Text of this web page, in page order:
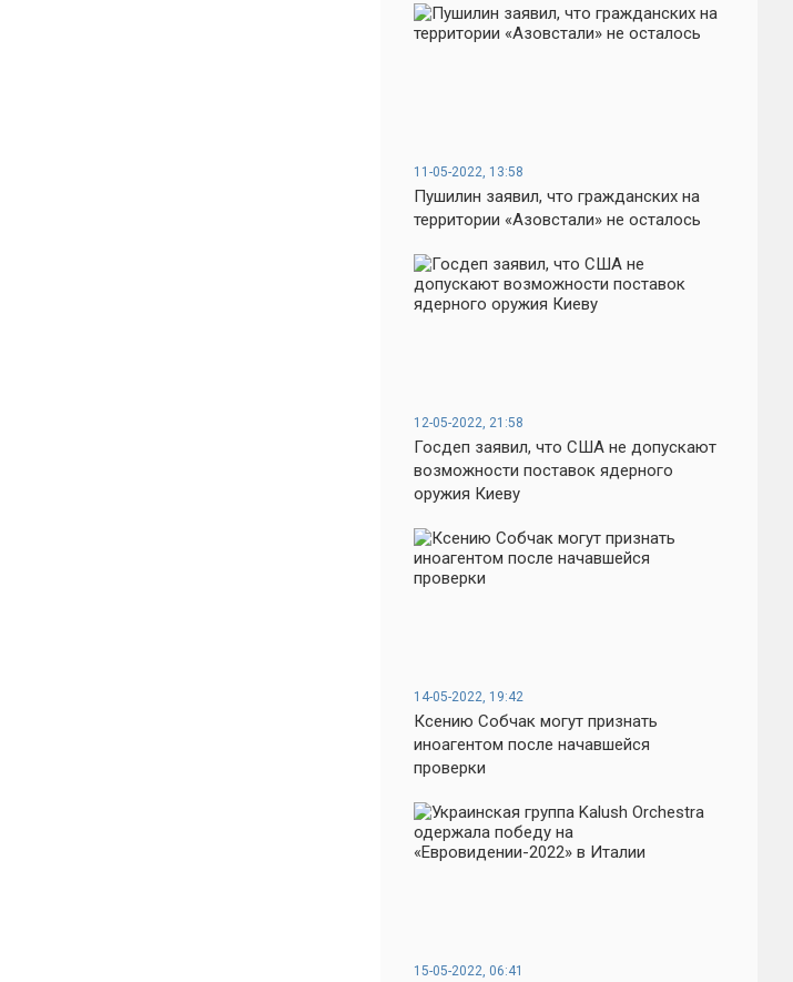
11-05-2022, 13:58
Пушилин заявил, что гражданских на
территории «Азовстали» не осталось
12-05-2022, 21:58
Госдеп заявил, что США не допускают
возможности поставок ядерного
оружия Киеву
14-05-2022, 19:42
Ксению Собчак могут признать
иноагентом после начавшейся
проверки
15-05-2022, 06:41